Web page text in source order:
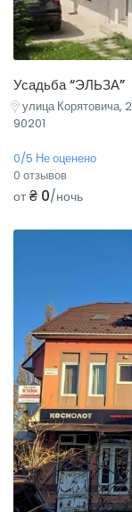
Усадьба “ЭЛЬЗА”
улица Корятовича,
90201
0/5 Не оценено
0 отзывов
от₴ 0/ночь